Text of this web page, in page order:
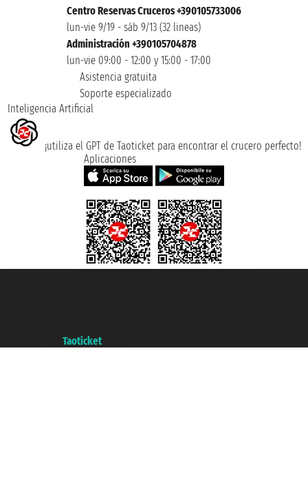
Centro Reservas Cruceros +390105733006
lun-vie 9/19 - sáb 9/13 (32 lineas)
Administración +390105704878
lun-vie 09:00 - 12:00 y 15:00 - 17:00
Asistencia gratuita
Soporte especializado
Inteligencia Artificial
¡utiliza el GPT de Taoticket para encontrar el crucero perfecto!
Aplicaciones
Taoticket